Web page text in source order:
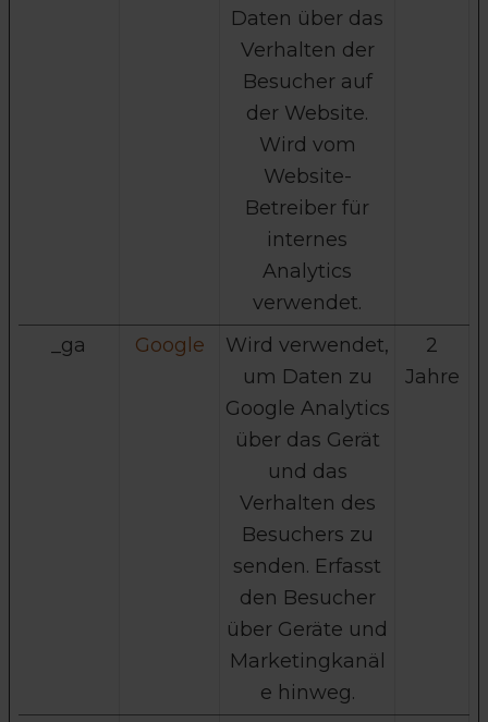
Daten über das
Verhalten der
Besucher auf
der Website.
Wird vom
Website-
Betreiber für
internes
Analytics
verwendet.
_ga Google
Wird verwendet,
um Daten zu
Google Analytics
über das Gerät
und das
Verhalten des
Besuchers zu
senden. Erfasst
den Besucher
über Geräte und
Marketingkanäl
e hinweg.
2
Jahre